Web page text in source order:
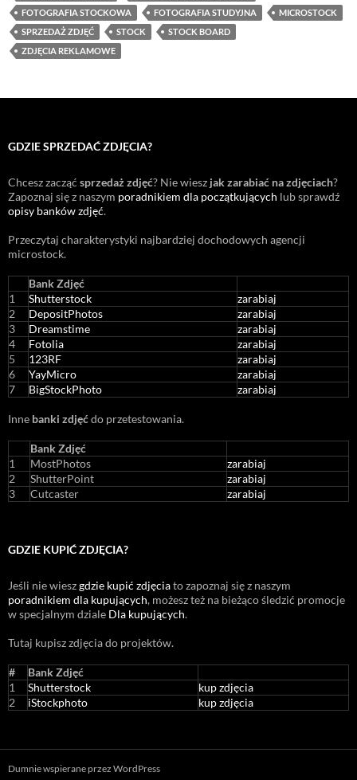
FOTOGRAFIA STOCKOWA
FOTOGRAFIA STUDYJNA
MICROSTOCK
SPRZEDAŻ ZDJĘĆ
STOCK
STOCK BOARD
ZDJĘCIA REKLAMOWE
GDZIE SPRZEDAĆ ZDJĘCIA?
Chcesz zacząć sprzedaż zdjęć? Nie wiesz jak zarabiać na zdjęciach?
Zapoznaj się z naszym poradnikiem dla początkujących lub sprawdź
opisy banków zdjęć.
Przeczytaj charakterystyki najbardziej dochodowych agencji
microstock.
Bank Zdjęć
1
Shutterstock
zarabiaj
2
DepositPhotos
zarabiaj
3
Dreamstime
zarabiaj
4
Fotolia
zarabiaj
5
123RF
zarabiaj
6
YayMicro
zarabiaj
7
BigStockPhoto zarabiaj
Inne banki zdjęćdo przetestowania.
Bank Zdjęć
1
MostPhotos
zarabiaj
2
ShutterPoint
zarabiaj
3
Cutcaster zarabiaj
GDZIE KUPIĆ ZDJĘCIA?
Jeśli nie wieszgdzie kupić zdjęciato zapoznaj się z naszym
poradnikiem dla kupujących, możesz też na bieżąco śledzić promocje
w specjalnym dziale Dla kupujących.
Tutaj kupisz zdjęcia do projektów.
#
Bank Zdjęć
1
Shutterstock
kup zdjęcia
2
iStockphoto kup zdjęcia
Dumnie wspierane przez WordPress